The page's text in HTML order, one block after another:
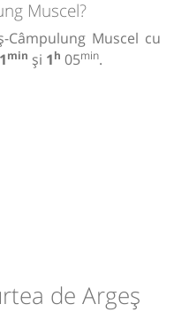
Muscel?
Câmpulung Muscel cu
min și 1h 05min.
de Argeș